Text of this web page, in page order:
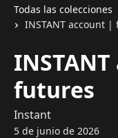
Todas las colecciones
INSTANT account |
futures
Instant
5 de junio de 2026